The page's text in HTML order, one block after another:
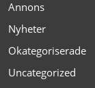
Annons
Nyheter
Okategoriserade
Uncategorized